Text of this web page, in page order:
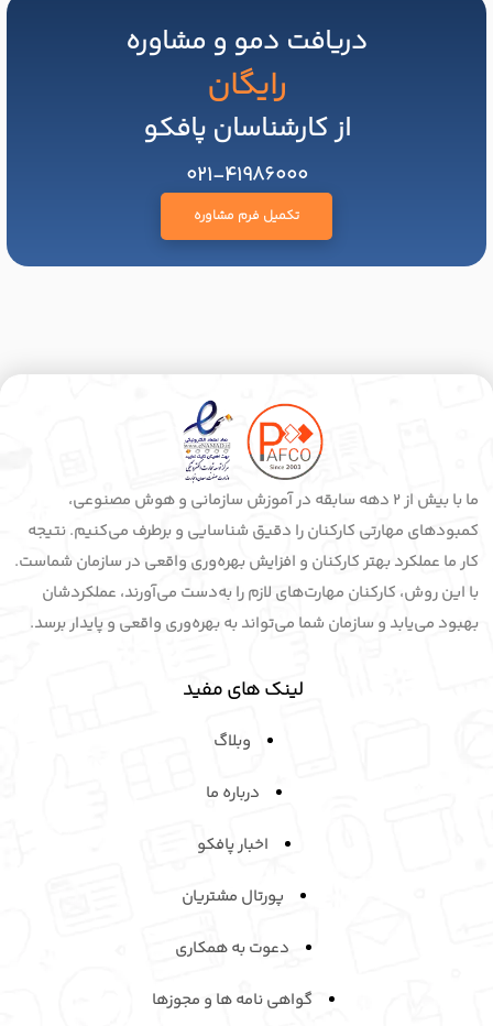
دریافت دمو و مشاوره
رایگان
از کارشناسان پافکو
021-41986000
تکمیل فرم مشاوره
ما با بیش از 2 دهه سابقه در آموزش سازمانی و هوش مصنوعی،
کمبودهای مهارتی کارکنان را دقیق شناسایی و برطرف می‌کنیم. نتیجه
کار ما عملکرد بهتر کارکنان و افزایش بهره‌وری واقعی در سازمان شماست.
با این روش، کارکنان مهارت‌های لازم را به‌دست می‌آورند، عملکردشان
بهبود می‌یابد و سازمان شما می‌تواند به بهره‌وری واقعی و پایدار برسد.
لینک های مفید
وبلاگ
درباره ما
اخبار پافکو
پورتال مشتریان
دعوت به همکاری
گواهی نامه ها و مجوزها